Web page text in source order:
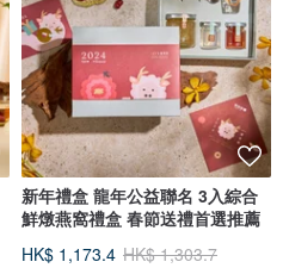
新年禮盒 龍年公益聯名 3入綜合
鮮燉燕窩禮盒 春節送禮首選推薦
HK$ 1,173.4 HK$ 1,303.7